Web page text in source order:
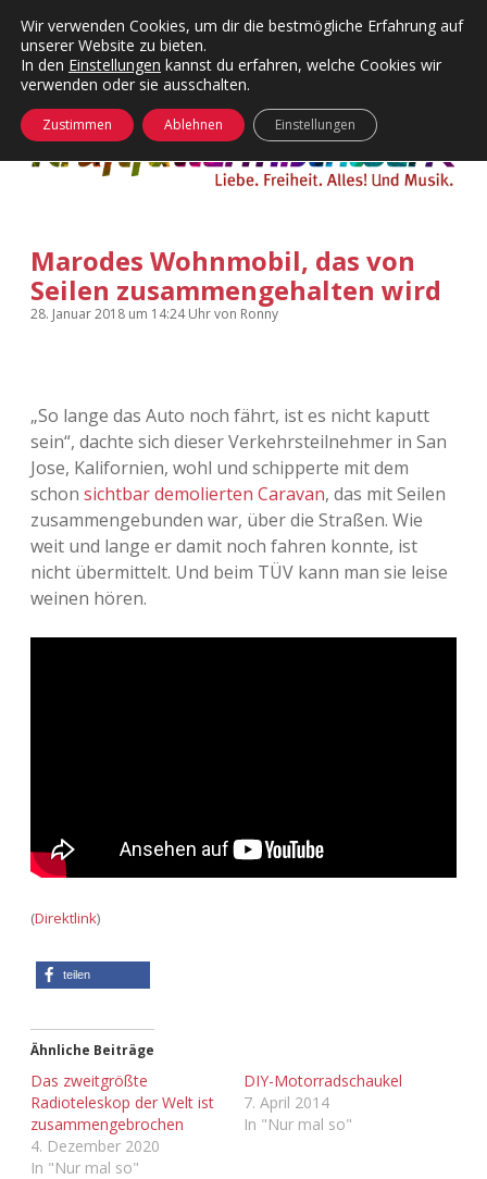
Kategorien
Menü
24 Hours Chilling
Die Wende
KFMW-Disco
kfmw.stuff
Nur mal so
Täglicher Sinnwahn
Visuelles
Wandnotizen
KFMW-Disco
Dates
Contact
Adventskalender
Adventskalender 2011
Adventskalender 2012
Adventskalender 2013
Adventskalender 2014
Adventskalender 2019
Adventskalender 2024
öffnen
Marodes Wohnmobil, das von
Seilen zusammengehalten wird
28. Januar 2018 um 14:24 Uhrvon Ronny
„So lange das Auto noch fährt, ist es nicht kaputt
sein“, dachte sich dieser Verkehrsteilnehmer in San
Jose, Kalifornien, wohl und schipperte mit dem
schon sichtbar demolierten Caravan, das mit Seilen
zusammengebunden war, über die Straßen. Wie
weit und lange er damit noch fahren konnte, ist
nicht übermittelt. Und beim TÜV kann man sie leise
weinen hören.
(Direktlink)
teilen
Ähnliche Beiträge
Das zweitgrößte
Radioteleskop der Welt ist
zusammengebrochen
4. Dezember 2020
In "Nur mal so"
DIY-Motorradschaukel
7. April 2014
In "Nur mal so"
Wir verwenden Cookies, um dir die bestmögliche Erfahrung auf
unserer Website zu bieten.
In den Einstellungen kannst du erfahren, welche Cookies wir
verwenden oder sie ausschalten.
Zustimmen Ablehnen Einstellungen